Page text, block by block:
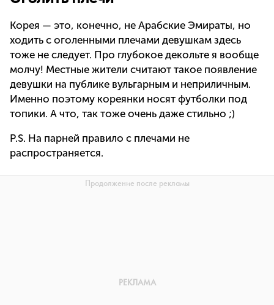
Корея — это, конечно, не Арабские Эмираты, но
ходить с оголенными плечами девушкам здесь
тоже не следует. Про глубокое декольте я вообще
молчу! Местные жители считают такое появление
девушки на публике вульгарным и неприличным.
Именно поэтому кореянки носят футболки под
топики. А что, так тоже очень даже стильно ;)
P.S. На парней правило с плечами не
распространяется.